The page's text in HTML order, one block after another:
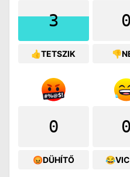
3
👍TETSZIK
0
0
😡DÜHÍTŐ
0